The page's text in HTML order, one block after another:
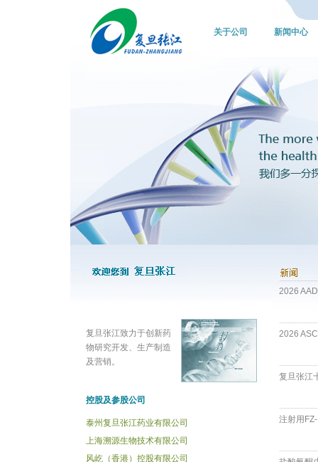
关于公司 新闻中心
复旦张江致力于创新药
物研究开发、生产制造
及营销。
控股及参股公司
泰州复旦张江药业有限公司
上海溯源生物技术有限公司
风屹（香港）控股有限公司
2026
2026
复旦张江
注射用